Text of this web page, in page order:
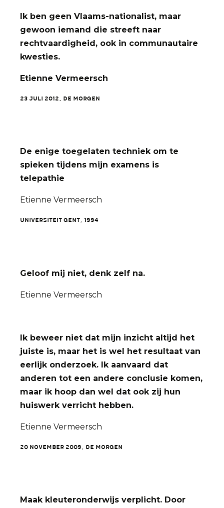
Ik ben geen Vlaams-nationalist, maar
gewoon iemand die streeft naar
rechtvaardigheid, ook in communautaire
kwesties.
Etienne Vermeersch
23 juli 2012, De Morgen
De enige toegelaten techniek om te
spieken tijdens mijn examens is
telepathie
Etienne Vermeersch
Universiteit Gent, 1994
Geloof mij niet, denk zelf na.
Etienne Vermeersch
Ik beweer niet dat mijn inzicht altijd het
juiste is, maar het is wel het resultaat van
eerlijk onderzoek. Ik aanvaard dat
anderen tot een andere conclusie komen,
maar ik hoop dan wel dat ook zij hun
huiswerk verricht hebben.
Etienne Vermeersch
20 november 2009, De Morgen
Maak kleuteronderwijs verplicht. Door